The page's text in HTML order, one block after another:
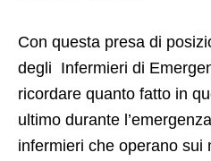
Con questa presa di
degli Infermieri di
ricordare quanto fatto in
ultimo durante
infermieri che operano sui